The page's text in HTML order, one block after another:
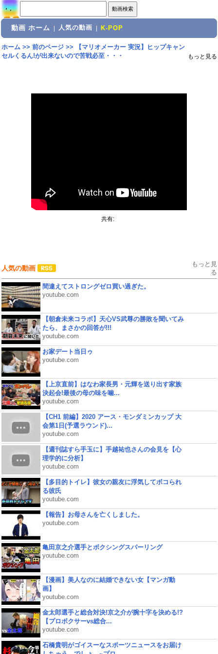
動画 ホーム 人気の動画 K-POP
ホーム>> 前のページ>>
【マリオメーカー 実況】ヒップキャン
セルくるん!が出来ないので苦戦必至・・・
もっと見る
共有:
人気の動画
もっと見
る
間違えてストロングゼロ買い過ぎた。
youtube.com
【朝倉未来コラボ】天心VS武尊の勝敗を聞いてみ
たら、まさかの回答が!!!
youtube.com
お家デート当日ゥ
youtube.com
【上京直前】はなわ家長男・元輝を送り出す家族
決起会!最後の母の味を噛...
youtube.com
【CH1 前編】2020 アース・モンダミンカップ 大
会第1日(予選ラウンド)...
youtube.com
【週刊誌すら手玉に】手越祐也さんの会見を【心
理学的に分析】
youtube.com
【多目的トイレ】彼女の親友に浮気してボコられ
る彼氏
youtube.com
【報告】お母さんを亡くしました。
youtube.com
亀田京之介選手とボクシングスパーリング
youtube.com
【漫画】美人なのに結婚できない女【マンガ動
画】
youtube.com
金太郎選手と総合対決!京之介が腕十字を決める!?
【プロボクサーvs総合...
youtube.com
石橋貴明がゴイスーなスポーツニュースをお届け